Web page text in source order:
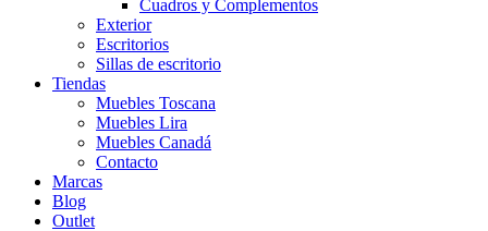
Cuadros y Complementos
Exterior
Escritorios
Sillas de escritorio
Tiendas
Muebles Toscana
Muebles Lira
Muebles Canadá
Contacto
Marcas
Blog
Outlet